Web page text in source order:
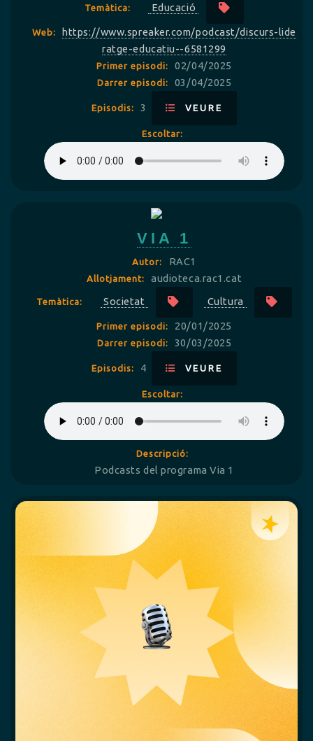
Temàtica: Educació
Web:
https://www.spreaker.com/podcast/discurs-lide
ratge-educatiu--6581299
Primer episodi: 02/04/2025
Darrer episodi: 03/04/2025
Episodis: 3 VEURE
Escoltar:
VIA 1
Autor: RAC1
Allotjament: audioteca.rac1.cat
Temàtica: Societat Cultura
Primer episodi: 20/01/2025
Darrer episodi: 30/03/2025
Episodis: 4 VEURE
Escoltar:
Descripció:
Podcasts del programa Via 1